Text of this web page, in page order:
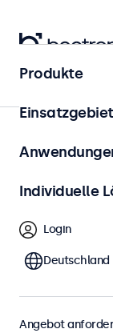
Startseite
VGA-
VGA-Monitore,
und den
umfangreiche
Anwendung und
Filtern (3)
Produkte
Individuelle
Login
Deutschland
Angebot